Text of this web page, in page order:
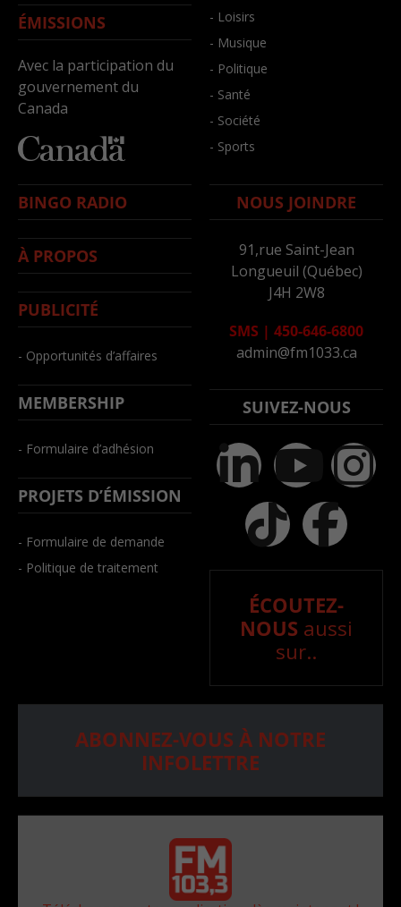
ÉMISSIONS
Avec la participation du
gouvernement du
Canada
- Loisirs
- Musique
- Politique
- Santé
- Société
- Sports
BINGO RADIO
À PROPOS
PUBLICITÉ
- Opportunités d’affaires
MEMBERSHIP
- Formulaire d’adhésion
PROJETS D’ÉMISSION
- Formulaire de demande
- Politique de traitement
NOUS JOINDRE
91,rue Saint-Jean
Longueuil (Québec)
J4H 2W8
SMS | 450-646-6800
admin@fm1033.ca
SUIVEZ-NOUS
ÉCOUTEZ-
NOUS aussi
sur..
ABONNEZ-VOUS À NOTRE
INFOLETTRE